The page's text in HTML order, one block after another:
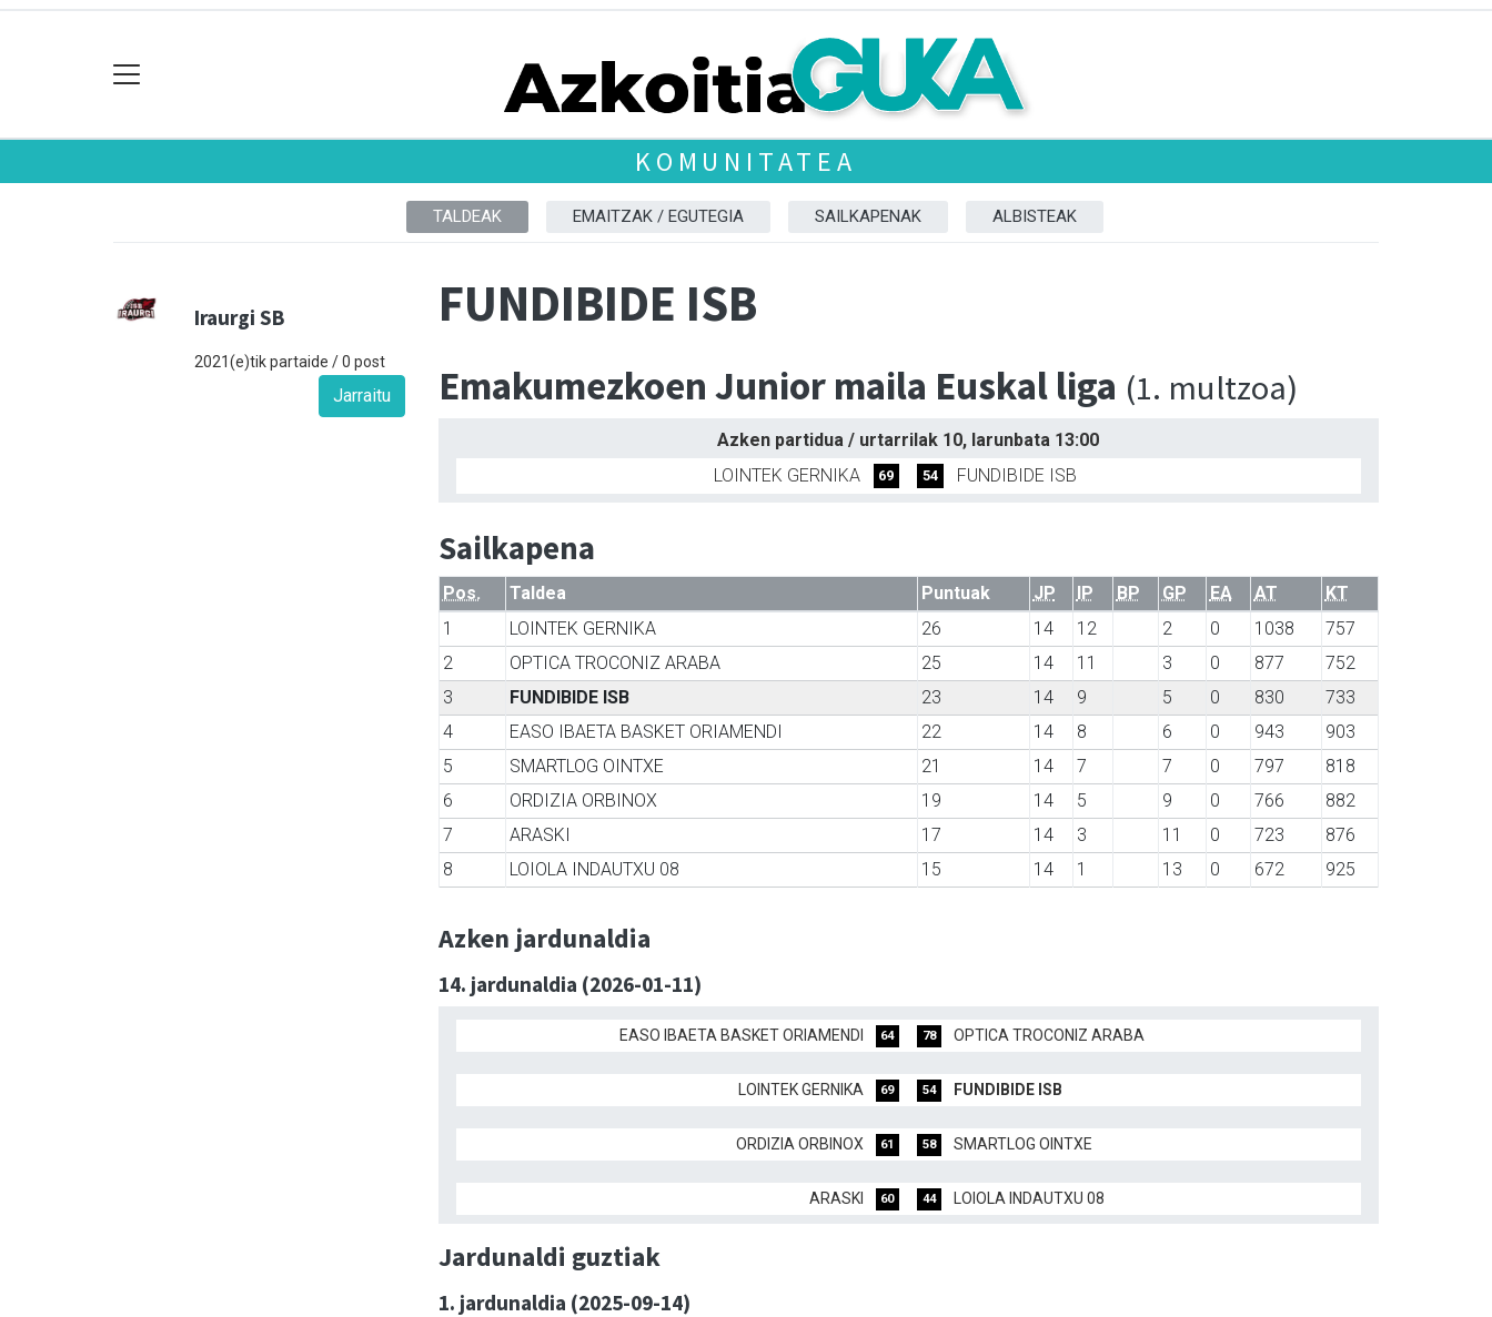
KOMUNITATEA
TALDEAK EMAITZAK / EGUTEGIA SAILKAPENAK ALBISTEAK
Iraurgi SB
2021(e)tik partaide / 0 post
Jarraitu
FUNDIBIDE ISB
Emakumezkoen Junior maila Euskal liga (1. multzoa)
Azken partidua / urtarrilak 10, larunbata 13:00
LOINTEK GERNIKA
69 54 FUNDIBIDE ISB
Sailkapena
Pos. Taldea Puntuak JP IP BP GP EA AT
KT
1
LOINTEK GERNIKA 26 14 12 2 0 1038
757
2
OPTICA TROCONIZ ARABA 25 14 11 3 0 877
752
3
FUNDIBIDE ISB 23 14 9 5 0 830
733
4
EASO IBAETA BASKET ORIAMENDI 22 14 8 6 0 943
903
5
SMARTLOG OINTXE 21 14 7 7 0 797
818
6
ORDIZIA ORBINOX 19 14 5 9 0 766
882
7
ARASKI 17 14 3 11 0 723
876
8
LOIOLA INDAUTXU 08 15 14 1 13 0 672 925
Azken jardunaldia
14. jardunaldia (2026-01-11)
EASO IBAETA BASKET ORIAMENDI 64 78 OPTICA TROCONIZ ARABA
LOINTEK GERNIKA 69 54 FUNDIBIDE ISB
ORDIZIA ORBINOX 61 58 SMARTLOG OINTXE
ARASKI 60 44 LOIOLA INDAUTXU 08
Jardunaldi guztiak
1. jardunaldia (2025-09-14)